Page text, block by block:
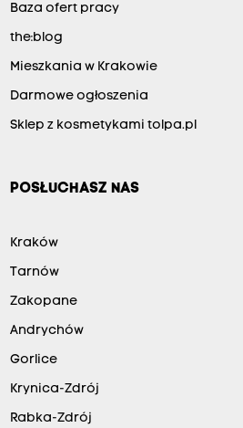
Baza ofert pracy
the:blog
Mieszkania w Krakowie
Darmowe ogłoszenia
Sklep z kosmetykami tolpa.pl
POSŁUCHASZ NAS
Kraków
Tarnów
Zakopane
Andrychów
Gorlice
Krynica-Zdrój
Rabka-Zdrój